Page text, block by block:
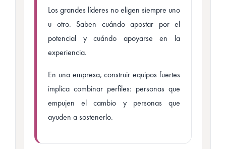
Los grandes líderes no eligen siempre uno
u otro. Saben cuándo apostar por el
potencial y cuándo apoyarse en la
experiencia.
En una empresa, construir equipos fuertes
implica combinar perfiles: personas que
empujen el cambio y personas que
ayuden a sostenerlo.